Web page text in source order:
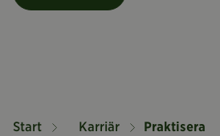
Start Karriär Praktisera